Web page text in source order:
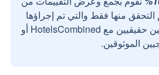
منها فقط والتي تم إجراؤها
بواسطة مستخدمين حقيقيين مع HotelsCombined أو
الموثوقين.